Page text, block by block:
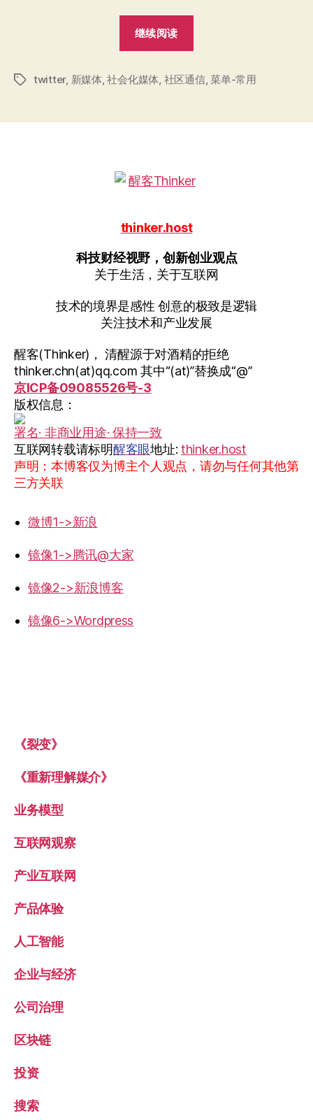
继续阅读
与
介”
标
twitter, 新媒体,社会化媒体, 社区通信,菜单-常用
thinker.host
科技财经视野，创新创业观点
关于生活，关于互联网
技术的境界是感性 创意的极致是逻辑
关注技术和产业发展
醒客(Thinker)， 清醒源于对酒精的拒绝
thinker.chn(at)qq.com 其中“(at)”替换成“@”
京ICP备09085526号-3
版权信息：
署名· 非商业用途· 保持一致
互联网转载请标明醒客眼地址: thinker.host
声明：本博客仅为博主个人观点，请勿与任何其他第
三方关联
微博1->新浪
镜像1->腾讯@大家
镜像2->新浪博客
镜像6->Wordpress
《裂变》
《重新理解媒介》
业务模型
互联网观察
产业互联网
产品体验
人工智能
企业与经济
公司治理
区块链
投资
搜索